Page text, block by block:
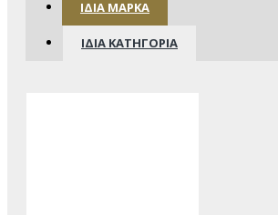
ΊΔΙΑ ΜΆΡΚΑ
ΊΔΙΑ ΚΑΤΗΓΟΡΊΑ